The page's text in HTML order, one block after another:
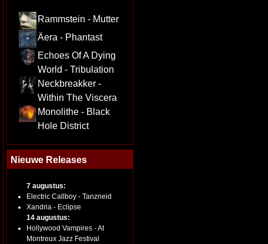
Rammstein - Mutter
Äera - Phantast
Echoes Of A Dying
World - Tribulation
Neckbreakker -
Within The Viscera
Monolithe - Black
Hole District
Nieuwe Releases
7 augustus:
Electric Callboy - Tanzneid
Xandria - Eclipse
14 augustus:
Hollywood Vampires - At
Montreux Jazz Festival